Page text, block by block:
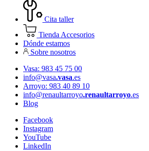
Cita taller
Tienda Accesorios
Dónde estamos
Sobre nosotros
Vasa: 983 45 75 00
info@vasa.vasa.es
Arroyo: 983 40 89 10
info@renaultarroyo.renaultarroyo.es
Blog
Facebook
Instagram
YouTube
LinkedIn